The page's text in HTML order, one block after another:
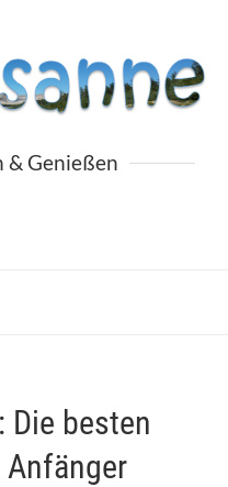
& Genießen
Die besten